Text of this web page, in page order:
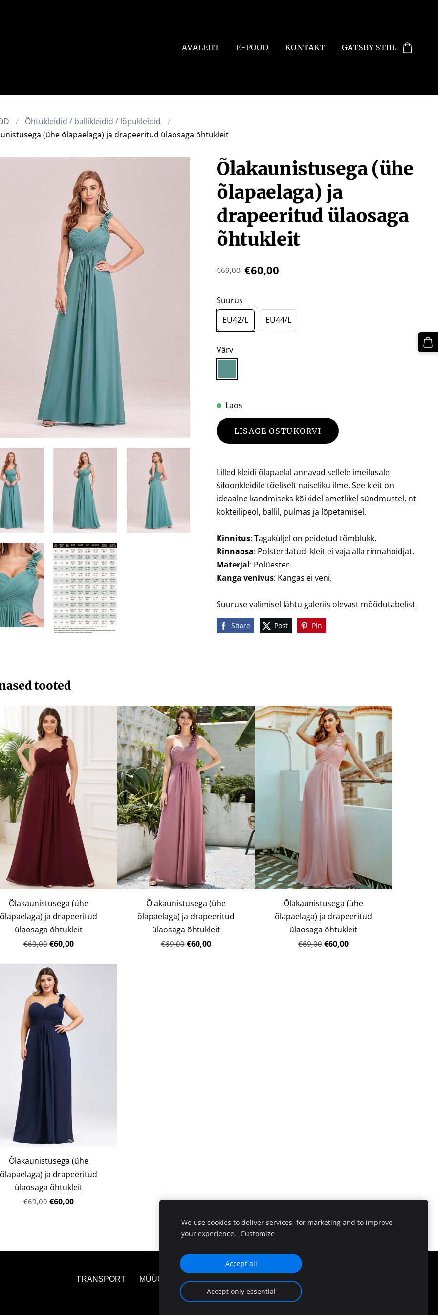
AVALEHT E-POOD KONTAKT GATSBY STIIL
Õhtukleidid / ballikleidid / lõpukleidid
(ühe õlapaelaga) ja drapeeritud ülaosaga õhtukleit
Õlakaunistusega (ühe
õlapaelaga) ja
drapeeritud ülaosaga
õhtukleit
€69,00 €60,00
Suurus
EU42/L
EU44/L
Värv
Laos
LISAGE OSTUKORVI
Lilled kleidi õlapaelal annavad sellele imeilusale
šifoonkleidile tõeliselt naiseliku ilme. See kleit on
ideaalne kandmiseks kõikidel ametlikel sündmustel, nt
kokteilipeol, ballil, pulmas ja lõpetamisel.
Kinnitus: Tagaküljel on peidetud tõmblukk.
Rinnaosa: Polsterdatud, kleit ei vaja alla rinnahoidjat.
Materjal: Polüester.
Kanga venivus: Kangas ei veni.
Suuruse valimisel lähtu galeriis olevast mõõdutabelist.
Share Post Pin
tooted
Õlakaunistusega (ühe
õlapaelaga) ja drapeeritud
ülaosaga õhtukleit
€69,00 €60,00
Õlakaunistusega (ühe
õlapaelaga) ja drapeeritud
ülaosaga õhtukleit
€69,00 €60,00
Õlakaunistusega (ühe
õlapaelaga) ja drapeeritud
ülaosaga õhtukleit
€69,00 €60,00
Õlakaunistusega (ühe
õlapaelaga) ja drapeeritud
ülaosaga õhtukleit
€69,00 €60,00
TRANSPORT MÜÜGITINGIMUSED KONTAKT PRIVAATSUSPOLIITIKA
We use cookies to deliver services, for marketing and to improve
your experience. Customize
Accept all
Accept only essential